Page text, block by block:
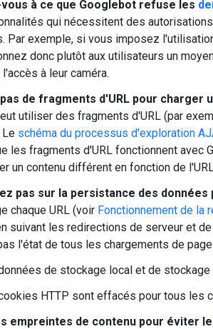
à ce que Googlebot refuse les
qui nécessitent des
Par exemple, si vous imposez
donc plutôt aux utilisateurs un
à leur caméra.
de fragments d'URL pour charger
utiliser des fragments d'URL (par
schéma du processus d'exploration
les fragments d'URL fonctionnent avec
un contenu différent en fonction de
pas sur la persistance des
chaque URL (voir Fonctionnement de la
suivant les redirections de serveur et
l'état de tous les chargements de page
de stockage local et de
HTTP sont effacés pour tous les
empreintes de contenu pour éviter